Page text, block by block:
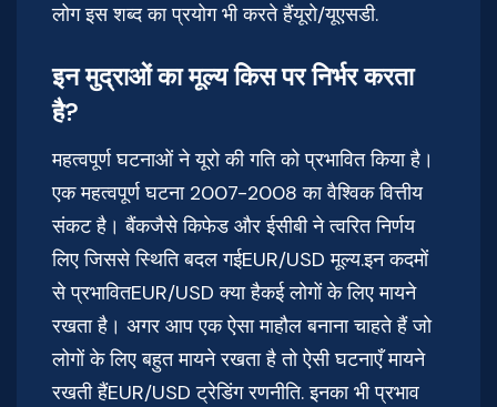
लोग इस शब्द का प्रयोग भी करते हैंयूरो/यूएसडी.
इन मुद्राओं का मूल्य किस पर निर्भर करता
है?
महत्वपूर्ण घटनाओं ने यूरो की गति को प्रभावित किया है।
एक महत्वपूर्ण घटना 2007-2008 का वैश्विक वित्तीय
संकट है। बैंकजैसे किफेड और ईसीबी ने त्वरित निर्णय
लिए जिससे स्थिति बदल गईEUR/USD मूल्य.इन कदमों
से प्रभावितEUR/USD क्या हैकई लोगों के लिए मायने
रखता है। अगर आप एक ऐसा माहौल बनाना चाहते हैं जो
लोगों के लिए बहुत मायने रखता है तो ऐसी घटनाएँ मायने
रखती हैंEUR/USD ट्रेडिंग रणनीति. इनका भी प्रभाव